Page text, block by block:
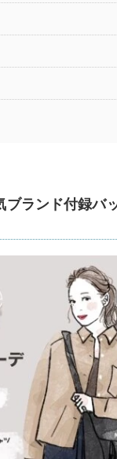
ランド付録バ